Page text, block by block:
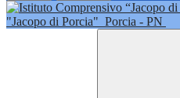
"Jacopo di Porcia" Porcia - PN